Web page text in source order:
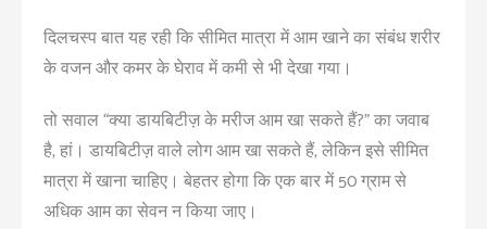
दिलचस्प बात यह रही कि सीमित मात्रा में आम खाने का संबंध शरीर
के वजन और कमर के घेराव में कमी से भी देखा गया।
तो सवाल “क्या डायबिटीज़ के मरीज आम खा सकते हैं?” का जवाब
है,हां । डायबिटीज़ वाले लोग आम खा सकते हैं, लेकिन इसे सीमित
मात्रा में खाना चाहिए। बेहतर होगा कि एक बार में 50 ग्राम से
अधिक आम का सेवन न किया जाए।